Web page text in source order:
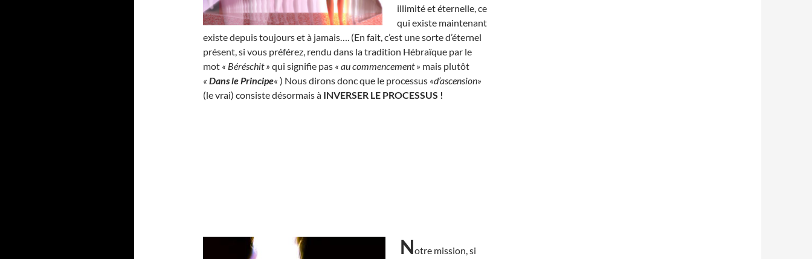
illimité et éternelle, ce
qui existe maintenant
existe depuis toujours et à jamais…. (En fait, c’est une sorte d’éternel
présent, si vous préférez, rendu dans la tradition Hébraïque par le
mot « Béréschit » qui signifie pas « au commencement » mais plutôt
« Dans le Principe« ) Nous dirons donc que le processus «d’ascension»
(le vrai) consiste désormais à INVERSER LE PROCESSUS !
Notre mission, si